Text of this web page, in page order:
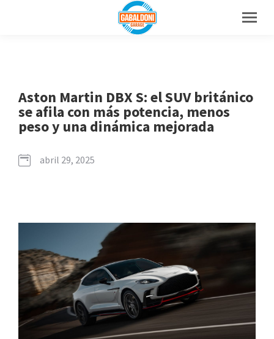
Aston Martin DBX S: el SUV británico
se afila con más potencia, menos
peso y una dinámica mejorada
abril 29, 2025